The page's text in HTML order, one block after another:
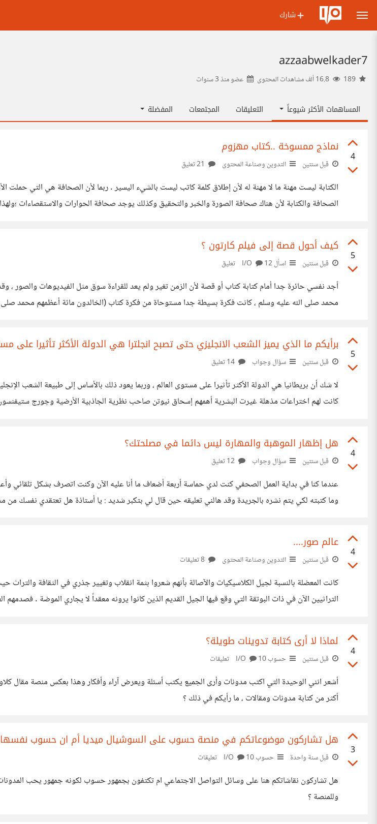
شارك
azzaabwelkader7
عضو منذ3 سنوات
المساهمات الأكثر شيوعاً التعليقات المجتمعات المفضلة
4
نماذج ممسوخة ..كتاب مهزوم
قبل سنتين التدوين وصناعة المحتوى
الكتابة ليست مهنة ما لا مهنة له لأن إطلاق كلمة كاتب ليست بالشيء اليسير . ربما لأن الصحافة هي التي
الصحافة والكتابة لأن هناك صحافة الصورة والخبر والتحقيق وكذلك يوجد صحافة الحوارات والاستقصاءات
5
كيف أحول قصة إلى فيلم كارتون ؟
قبل سنتين اسأل I/O12 تعليق
أجد نفسي حائرة جدا أمام كتابة كتاب أو قصة لأن الزمن تغير ولم يعد للقراءة سوق مثل الفيديوهات والصور
محمد صلى الله عليه وسلم ، كانت فكرة بسيطة جدا مستوحاة من فكرة كتاب (الخالدون مائة أعظمهم محمد صلى
5
برأيكم ما الذي يميز الشعب الانجليزي حتى تصبح انجلترا هي الدولة الأكثر تأثيرا على
قبل سنتين سؤال وجواب
لا شك أن بريطانيا هي الدولة الأكثر تأثيرا على مستوى العالم ، وربما يعود ذلك بالأساس إلى طبيعة الشعب
كانت لهم اختراعات مذهلة غيرت البشرية أهمهم إسحاق نيوتن صاحب نظرية الجاذبية الأرضية وجورج
4
هل إظهار الموهبة والمهارة ليس دائما في مصلحتك؟
قبل سنتين سؤال وجواب
عندما كنا في بداية العمل الصحفي كنت لدي حماسة أربعة أضعاف ما أنا عليه الآن وكنت اتصرف بشكل تلقائي
وما كتبته لكي يتم نشره بالجريدة وقد هالني تعليقه حين قال لي بتكبر شديد : يا أستاذة هل تعتقدي نفسك من
4
عالم صور....
قبل سنتين التدوين وصناعة المحتوى
كانت المعضلة بالنسبة لجيل الكلاسيكيات والآصالة بأنهم شعروا بثمة انقلاب وتغيير جذري في الثقافة
التراثيين الآن في ذات البوتقة التي وقع فيها الجيل القديم الذين كانوا يرونه معقداً لا يجاري الموضة .
4
لماذا لا أرى كتابة تدوينات طويلة؟
قبل سنتين حسوب I/O10 تعليقات
أشعر انني الوحيدة التي اكتب مدونات وأرى الجميع يكتب أسئلة ويعرض آراء وأفكار وهذا بعكس منصة مقال
أكثر من كتابة مدونات ومقالات ، ما رأيكم في ذلك ؟
3
هل تشاركون موضوعاتكم في منصة حسوب على السوشيال ميديا أم ان حسوب
قبل سنة واحدة حسوب I/O10 تعليقات
هل تشاركون نقاشاتكم هنا على وسائل التواصل الاجتماعي ام تكتفون بجمهور حسوب لكونه جمهور يحب
وللمنصة ؟